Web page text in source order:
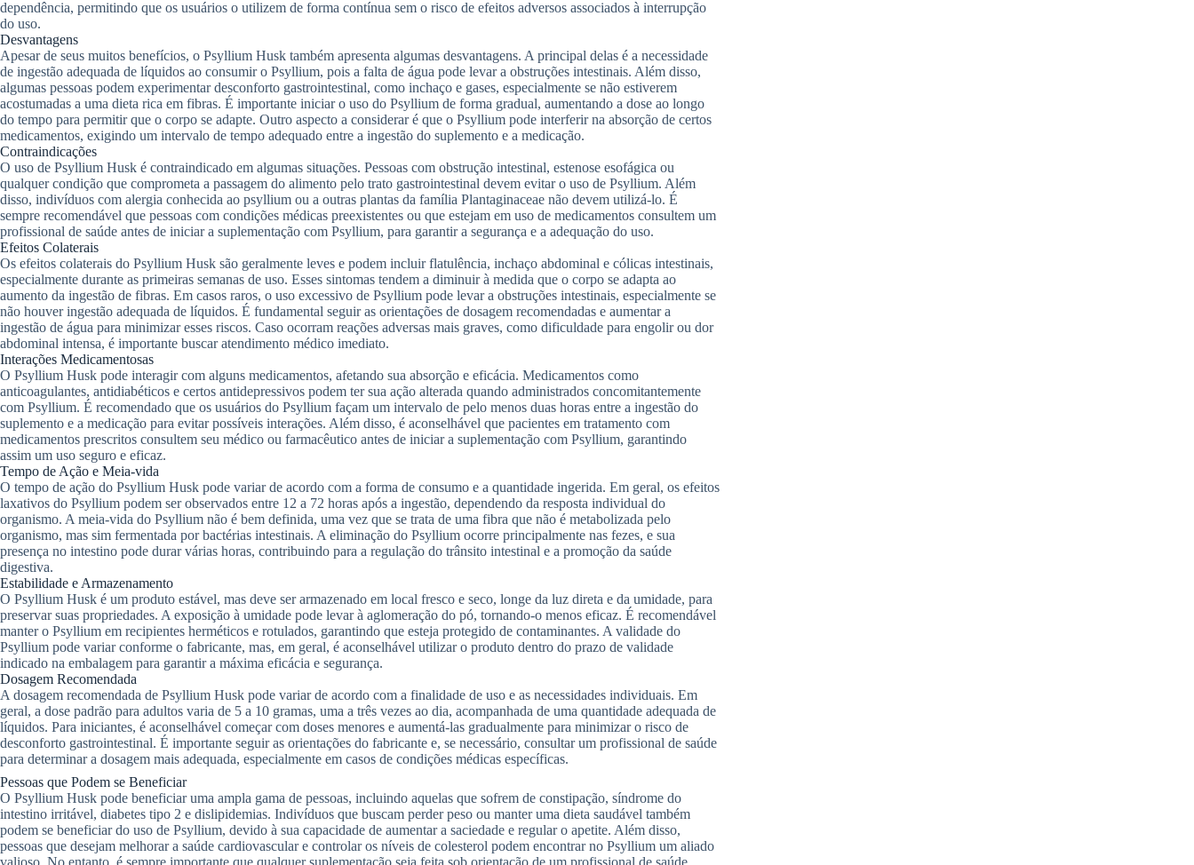
dependência, permitindo que os usuários o utilizem de forma contínua sem o risco de efeitos adversos associados à interrupção
do uso.
Desvantagens
Apesar de seus muitos benefícios, o Psyllium Husk também apresenta algumas desvantagens. A principal delas é a necessidade
de ingestão adequada de líquidos ao consumir o Psyllium, pois a falta de água pode levar a obstruções intestinais. Além disso,
algumas pessoas podem experimentar desconforto gastrointestinal, como inchaço e gases, especialmente se não estiverem
acostumadas a uma dieta rica em fibras. É importante iniciar o uso do Psyllium de forma gradual, aumentando a dose ao longo
do tempo para permitir que o corpo se adapte. Outro aspecto a considerar é que o Psyllium pode interferir na absorção de certos
medicamentos, exigindo um intervalo de tempo adequado entre a ingestão do suplemento e a medicação.
Contraindicações
O uso de Psyllium Husk é contraindicado em algumas situações. Pessoas com obstrução intestinal, estenose esofágica ou
qualquer condição que comprometa a passagem do alimento pelo trato gastrointestinal devem evitar o uso de Psyllium. Além
disso, indivíduos com alergia conhecida ao psyllium ou a outras plantas da família Plantaginaceae não devem utilizá-lo. É
sempre recomendável que pessoas com condições médicas preexistentes ou que estejam em uso de medicamentos consultem um
profissional de saúde antes de iniciar a suplementação com Psyllium, para garantir a segurança e a adequação do uso.
Efeitos Colaterais
Os efeitos colaterais do Psyllium Husk são geralmente leves e podem incluir flatulência, inchaço abdominal e cólicas intestinais,
especialmente durante as primeiras semanas de uso. Esses sintomas tendem a diminuir à medida que o corpo se adapta ao
aumento da ingestão de fibras. Em casos raros, o uso excessivo de Psyllium pode levar a obstruções intestinais, especialmente se
não houver ingestão adequada de líquidos. É fundamental seguir as orientações de dosagem recomendadas e aumentar a
ingestão de água para minimizar esses riscos. Caso ocorram reações adversas mais graves, como dificuldade para engolir ou dor
abdominal intensa, é importante buscar atendimento médico imediato.
Interações Medicamentosas
O Psyllium Husk pode interagir com alguns medicamentos, afetando sua absorção e eficácia. Medicamentos como
anticoagulantes, antidiabéticos e certos antidepressivos podem ter sua ação alterada quando administrados concomitantemente
com Psyllium. É recomendado que os usuários do Psyllium façam um intervalo de pelo menos duas horas entre a ingestão do
suplemento e a medicação para evitar possíveis interações. Além disso, é aconselhável que pacientes em tratamento com
medicamentos prescritos consultem seu médico ou farmacêutico antes de iniciar a suplementação com Psyllium, garantindo
assim um uso seguro e eficaz.
Tempo de Ação e Meia-vida
O tempo de ação do Psyllium Husk pode variar de acordo com a forma de consumo e a quantidade ingerida. Em geral, os efeitos
laxativos do Psyllium podem ser observados entre 12 a 72 horas após a ingestão, dependendo da resposta individual do
organismo. A meia-vida do Psyllium não é bem definida, uma vez que se trata de uma fibra que não é metabolizada pelo
organismo, mas sim fermentada por bactérias intestinais. A eliminação do Psyllium ocorre principalmente nas fezes, e sua
presença no intestino pode durar várias horas, contribuindo para a regulação do trânsito intestinal e a promoção da saúde
digestiva.
Estabilidade e Armazenamento
O Psyllium Husk é um produto estável, mas deve ser armazenado em local fresco e seco, longe da luz direta e da umidade, para
preservar suas propriedades. A exposição à umidade pode levar à aglomeração do pó, tornando-o menos eficaz. É recomendável
manter o Psyllium em recipientes herméticos e rotulados, garantindo que esteja protegido de contaminantes. A validade do
Psyllium pode variar conforme o fabricante, mas, em geral, é aconselhável utilizar o produto dentro do prazo de validade
indicado na embalagem para garantir a máxima eficácia e segurança.
Dosagem Recomendada
A dosagem recomendada de Psyllium Husk pode variar de acordo com a finalidade de uso e as necessidades individuais. Em
geral, a dose padrão para adultos varia de 5 a 10 gramas, uma a três vezes ao dia, acompanhada de uma quantidade adequada de
líquidos. Para iniciantes, é aconselhável começar com doses menores e aumentá-las gradualmente para minimizar o risco de
desconforto gastrointestinal. É importante seguir as orientações do fabricante e, se necessário, consultar um profissional de saúde
para determinar a dosagem mais adequada, especialmente em casos de condições médicas específicas.
Pessoas que Podem se Beneficiar
O Psyllium Husk pode beneficiar uma ampla gama de pessoas, incluindo aquelas que sofrem de constipação, síndrome do
intestino irritável, diabetes tipo 2 e dislipidemias. Indivíduos que buscam perder peso ou manter uma dieta saudável também
podem se beneficiar do uso de Psyllium, devido à sua capacidade de aumentar a saciedade e regular o apetite. Além disso,
pessoas que desejam melhorar a saúde cardiovascular e controlar os níveis de colesterol podem encontrar no Psyllium um aliado